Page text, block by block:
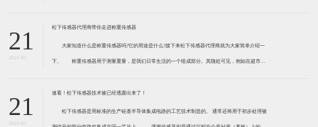
21
2021-01
松下传感器代理商带你走进称重传感器
大家知道什么是称重传感器吗?它的用途是什么?接下来松下传感器代理商就为大家简单介绍一
下。 称重传感器用于测量重量，是我们日常生活的一个组成部分。其随处可见，例如在超市柜
带有应变片的弹性体组成。弹性体通常由钢
21
2021-01
速看！松下传感器技术被已经透露出来了！
松下传感器是用标准的生产硅基半导体集成电路的工艺技术制造的。 通常还将用于初步处理被